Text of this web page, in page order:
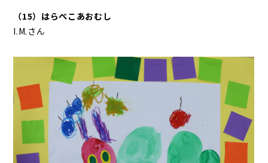
（15）はらぺこあおむし
I.M.さん